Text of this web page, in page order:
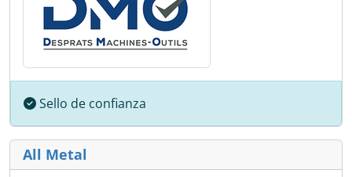
Sello de confianza
All Metal